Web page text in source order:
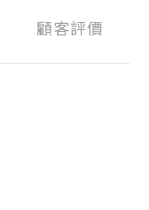
顧客評價